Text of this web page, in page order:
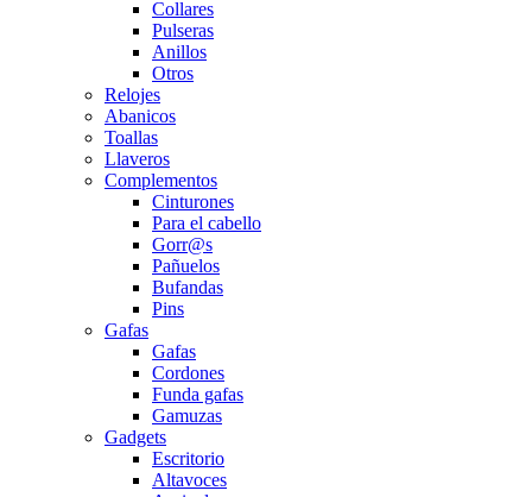
Collares
Pulseras
Anillos
Otros
Relojes
Abanicos
Toallas
Llaveros
Complementos
Cinturones
Para el cabello
Gorr@s
Pañuelos
Bufandas
Pins
Gafas
Gafas
Cordones
Funda gafas
Gamuzas
Gadgets
Escritorio
Altavoces